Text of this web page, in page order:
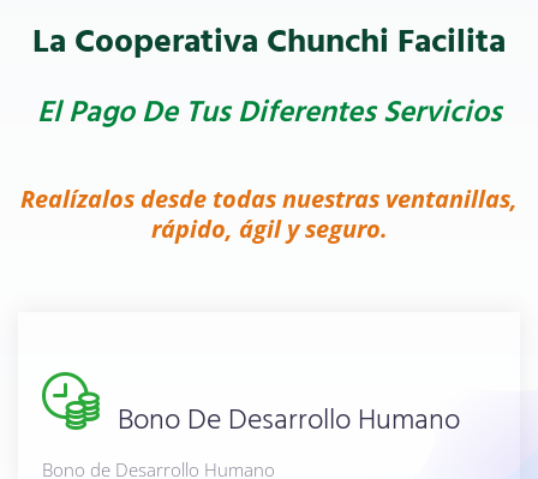
Contactos
La Cooperativa Chunchi Facilita
El Pago De Tus Diferentes Servicios
Realízalos desde todas nuestras ventanillas,
rápido, ágil y seguro.
Bono De Desarrollo Humano
Bono de Desarrollo Humano